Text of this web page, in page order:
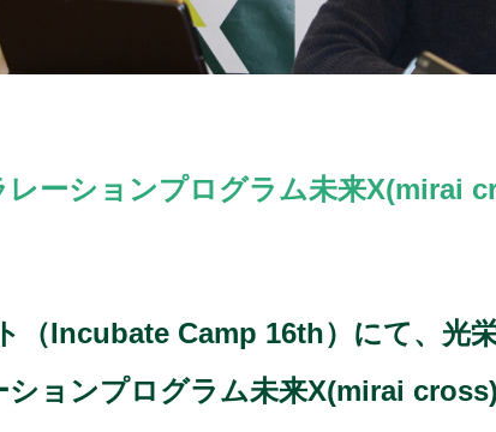
ーションプログラム未来X(mirai
（Incubate Camp 16th）にて、光
ョンプログラム未来X(mirai